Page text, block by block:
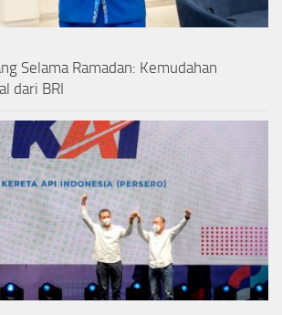
Selama Ramadan: Kemudahan
dari BRI